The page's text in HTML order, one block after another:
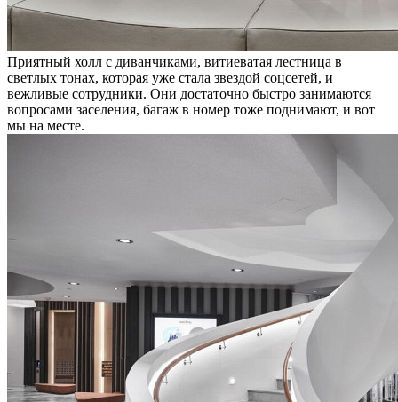
Приятный холл с диванчиками, витиеватая лестница в
светлых тонах, которая уже стала звездой соцсетей, и
вежливые сотрудники. Они достаточно быстро занимаются
вопросами заселения, багаж в номер тоже поднимают, и вот
мы на месте.